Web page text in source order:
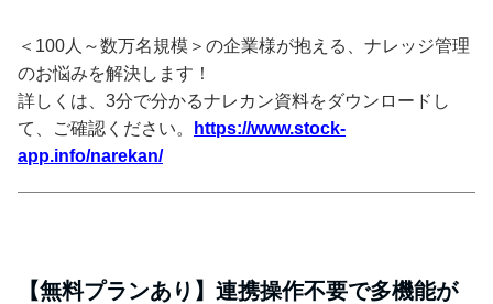
＜100人～数万名規模＞の企業様が抱える、ナレッジ管理
のお悩みを解決します！
詳しくは、3分で分かるナレカン資料をダウンロードし
て、ご確認ください。
https://www.stock-
app.info/narekan/
【無料プランあり】連携操作不要で多機能が